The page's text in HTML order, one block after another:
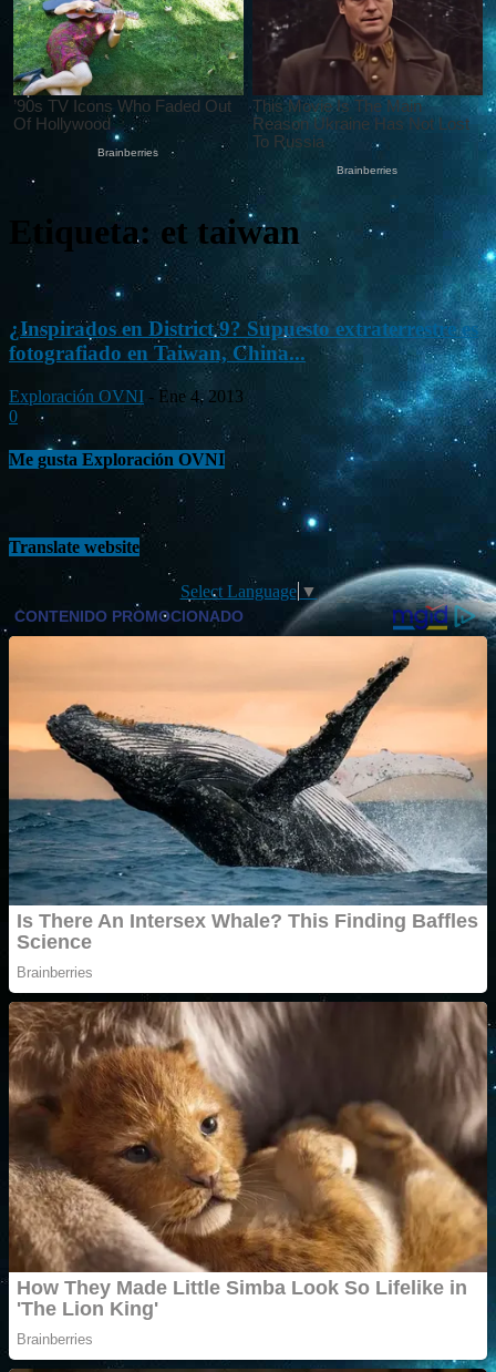
Etiqueta: et taiwan
¿Inspirados en District 9? Supuesto extraterrestre es
fotografiado en Taiwan, China...
Exploración OVNI - Ene 4, 2013
0
Me gusta Exploración OVNI
Translate website
Select Language ▼